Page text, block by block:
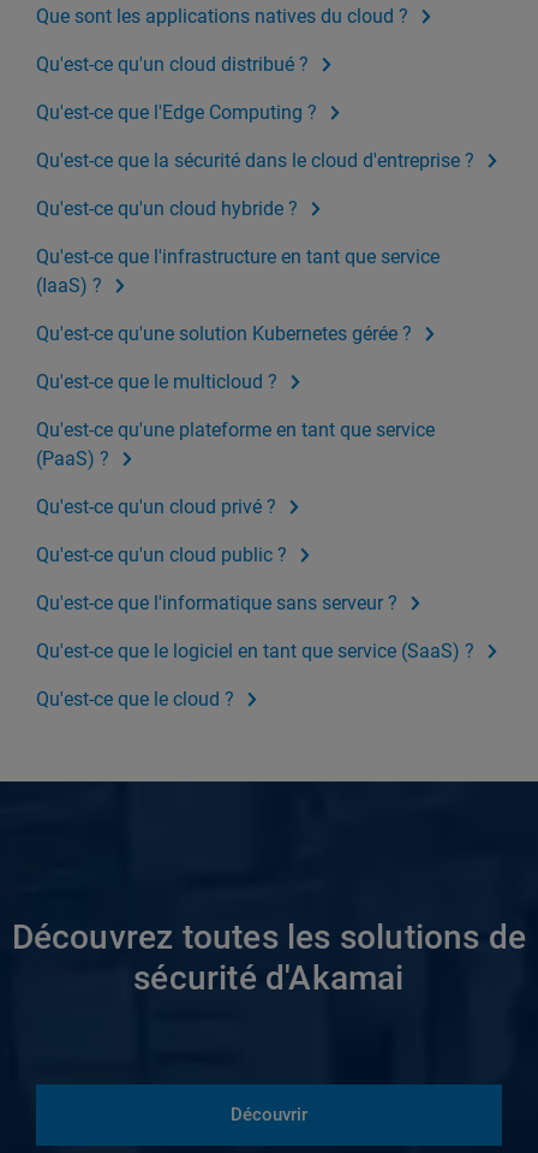
Que sont les applications natives du cloud ?
Qu'est-ce qu'un cloud distribué ?
Qu'est-ce que l'Edge Computing ?
Qu'est-ce que la sécurité dans le cloud d'entreprise ?
Qu'est-ce qu'un cloud hybride ?
Qu'est-ce que l'infrastructure en tant que service
(IaaS) ?
Qu'est-ce qu'une solution Kubernetes gérée ?
Qu'est-ce que le multicloud ?
Qu'est-ce qu'une plateforme en tant que service
(PaaS) ?
Qu'est-ce qu'un cloud privé ?
Qu'est-ce qu'un cloud public ?
Qu'est-ce que l'informatique sans serveur ?
Qu'est-ce que le logiciel en tant que service (SaaS) ?
Qu'est-ce que le cloud ?
Découvrez toutes les solutions de
sécurité d'Akamai
Découvrir